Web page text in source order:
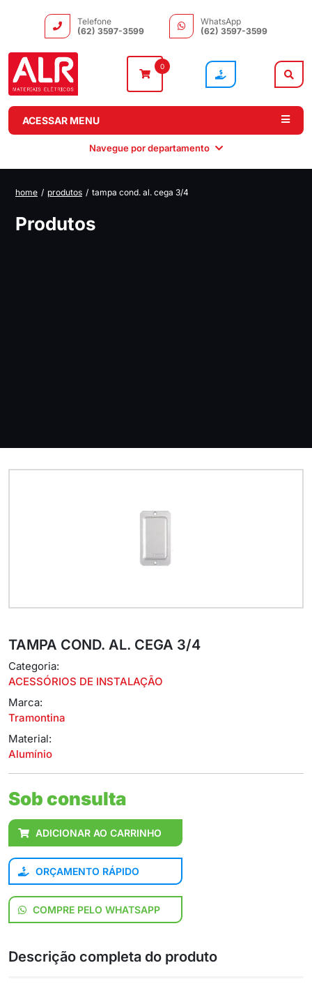
0
Telefone
(62) 3597-3599
WhatsApp
(62) 3597-3599
ACESSAR MENU
Navegue por departamento
Distribuição
home / produtos / tampa cond. al. cega 3/4
Produtos
TAMPA COND. AL. CEGA 3/4
Categoria:
ACESSÓRIOS DE INSTALAÇÃO
Marca:
Tramontina
Material:
Alumínio
Sob consulta
ADICIONAR AO CARRINHO
ORÇAMENTO RÁPIDO
COMPRE PELO WHATSAPP
Descrição completa do produto